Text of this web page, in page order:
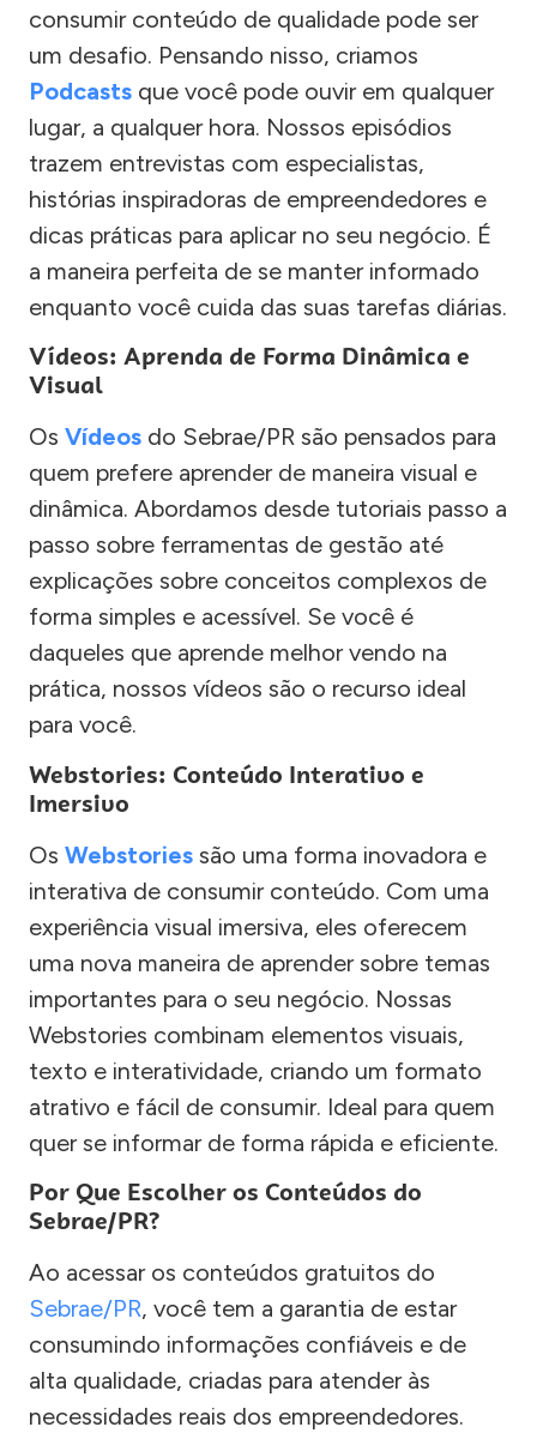
consumir conteúdo de qualidade pode ser
um desafio. Pensando nisso, criamos
Podcasts que você pode ouvir em qualquer
lugar, a qualquer hora. Nossos episódios
trazem entrevistas com especialistas,
histórias inspiradoras de empreendedores e
dicas práticas para aplicar no seu negócio. É
a maneira perfeita de se manter informado
enquanto você cuida das suas tarefas diárias.
Vídeos: Aprenda de Forma Dinâmica e
Visual
Os Vídeos do Sebrae/PR são pensados para
quem prefere aprender de maneira visual e
dinâmica. Abordamos desde tutoriais passo a
passo sobre ferramentas de gestão até
explicações sobre conceitos complexos de
forma simples e acessível. Se você é
daqueles que aprende melhor vendo na
prática, nossos vídeos são o recurso ideal
para você.
Webstories: Conteúdo Interativo e
Imersivo
Os Webstories são uma forma inovadora e
interativa de consumir conteúdo. Com uma
experiência visual imersiva, eles oferecem
uma nova maneira de aprender sobre temas
importantes para o seu negócio. Nossas
Webstories combinam elementos visuais,
texto e interatividade, criando um formato
atrativo e fácil de consumir. Ideal para quem
quer se informar de forma rápida e eficiente.
Por Que Escolher os Conteúdos do
Sebrae/PR?
Ao acessar os conteúdos gratuitos do
Sebrae/PR, você tem a garantia de estar
consumindo informações confiáveis e de
alta qualidade, criadas para atender às
necessidades reais dos empreendedores.